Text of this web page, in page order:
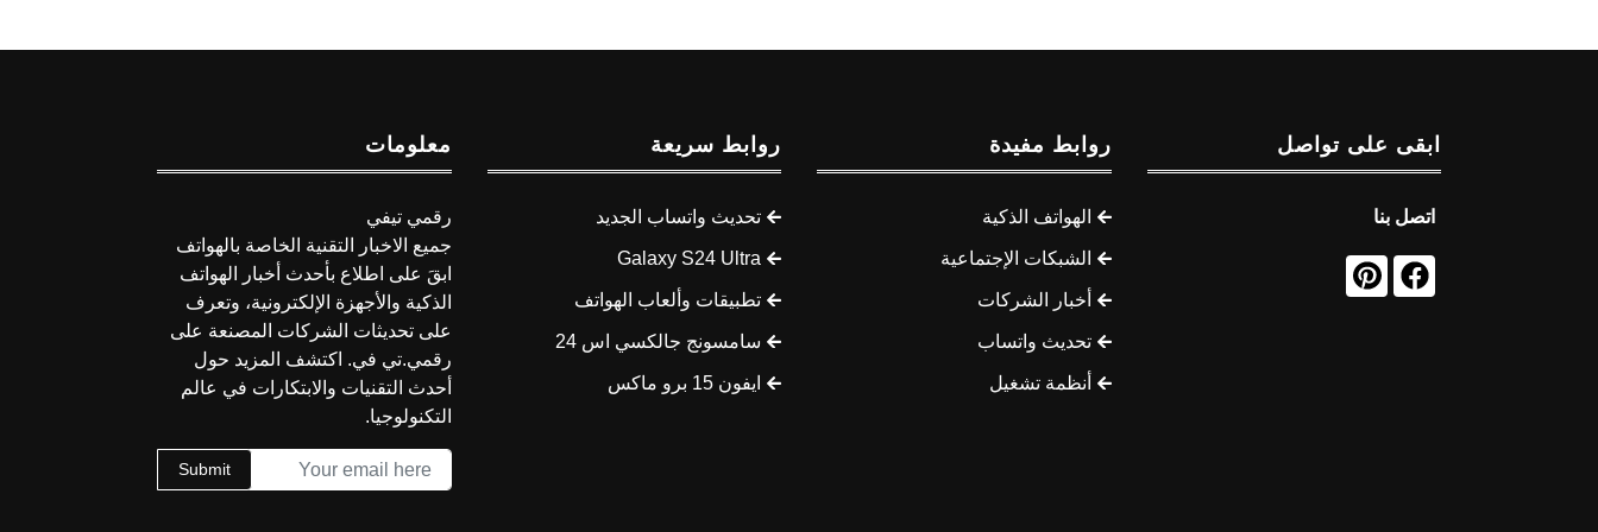
ابقى على تواصل
اتصل بنا
روابط مفيدة
الهواتف الذكية
الشبكات الإجتماعية
أخبار الشركات
تحديث واتساب
أنظمة تشغيل
روابط سريعة
تحديث واتساب الجديد
Galaxy S24 Ultra
تطبيقات وألعاب الهواتف
سامسونج جالكسي اس 24
ايفون 15 برو ماكس
معلومات
رقمي تيفي
جميع الاخبار التقنية الخاصة بالهواتف
ابقَ على اطلاع بأحدث أخبار الهواتف
الذكية والأجهزة الإلكترونية، وتعرف
على تحديثات الشركات المصنعة على
رقمي.تي في. اكتشف المزيد حول
أحدث التقنيات والابتكارات في عالم
التكنولوجيا.
Submit